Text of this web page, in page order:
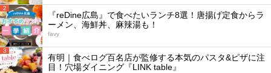
2
『reDine広島』で食べたいランチ8選！唐揚げ定食からラ
ーメン、海鮮丼、麻辣湯も！
favy
3
有明｜食べログ百名店が監修する本気のパスタ&ピザに注
目！穴場ダイニング『LINK table』